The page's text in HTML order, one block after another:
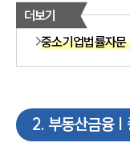
더보기
중소기업법률자
2. 부동산금융 |